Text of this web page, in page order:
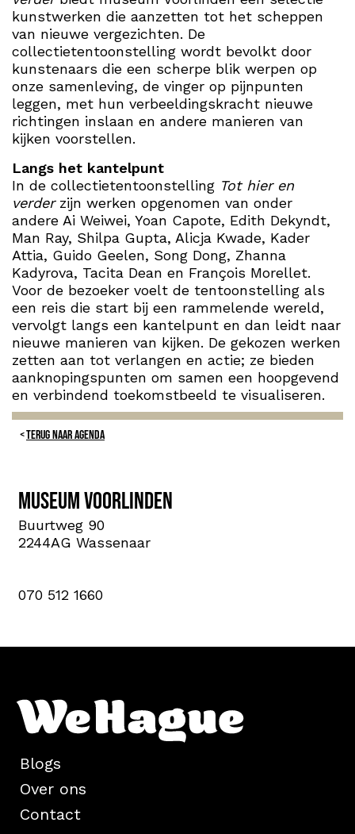
kunstwerken die aanzetten tot het scheppen
van nieuwe vergezichten. De
collectietentoonstelling wordt bevolkt door
kunstenaars die een scherpe blik werpen op
onze samenleving, de vinger op pijnpunten
leggen, met hun verbeeldingskracht nieuwe
richtingen inslaan en andere manieren van
kijken voorstellen.
Langs het kantelpunt
In de collectietentoonstelling Tot hier en
verderzijn werken opgenomen van onder
andere Ai Weiwei, Yoan Capote, Edith Dekyndt,
Man Ray, Shilpa Gupta, Alicja Kwade, Kader
Attia, Guido Geelen, Song Dong, Zhanna
Kadyrova, Tacita Dean en François Morellet.
Voor de bezoeker voelt de tentoonstelling als
een reis die start bij een rammelende wereld,
vervolgt langs een kantelpunt en dan leidt naar
nieuwe manieren van kijken. De gekozen werken
zetten aan tot verlangen en actie; ze bieden
aanknopingspunten om samen een hoopgevend
en verbindend toekomstbeeld te visualiseren.
TERUG NAAR AGENDA
Museum Voorlinden
Buurtweg 90
2244AG Wassenaar
070 512 1660
Blogs
Over ons
Contact